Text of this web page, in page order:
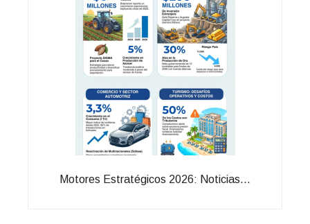
Motores Estratégicos 2026: Noticias...